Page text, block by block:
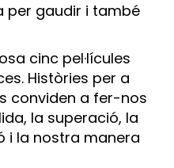
per gaudir i també
cinc pel·lícules
Històries per a
conviden a fer-nos
la superació, la
i la nostra manera